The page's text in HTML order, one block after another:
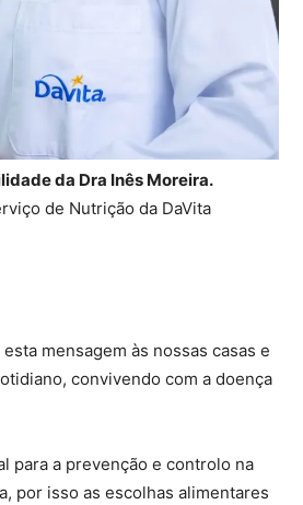
da Dra Inês Moreira.
de Nutrição da DaVita
mensagem às nossas casas e
convivendo com a doença
para a prevenção e controlo na
por isso as escolhas alimentares